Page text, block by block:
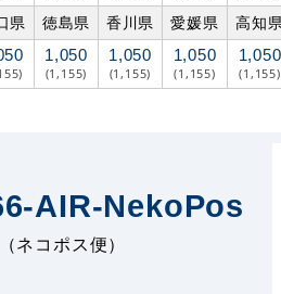
県 徳島県 香川県 愛媛県 高知県
1,050
(1,155)
1,050
(1,155)
1,050
(1,155)
1,050
(1,155)
AIR-NekoPos
（ネコポス便）